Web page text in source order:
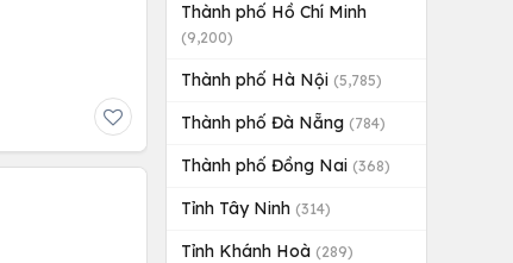
Thành phố Hồ Chí Minh
(9,200)
Thành phố Hà Nội (5,785)
Thành phố Đà Nẵng (784)
Thành phố Đồng Nai (368)
Tỉnh Tây Ninh (314)
Tỉnh Khánh Hoà (289)